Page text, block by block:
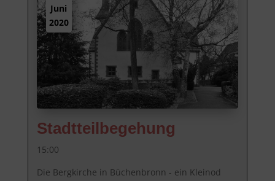
Juni
2020
Stadtteilbegehung
15:00
Die Bergkirche in Büchenbronn - ein Kleinod